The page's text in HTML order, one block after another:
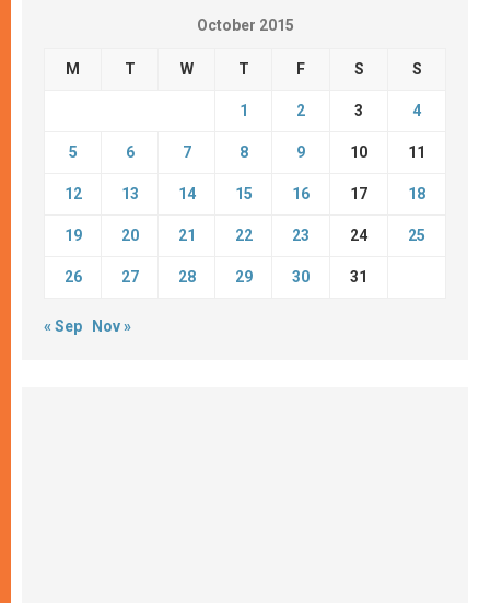
October 2015
M T W T F S S
1 2 3 4
5 6 7 8 9 10 11
12 13 14 15 16 17 18
19 20 21 22 23 24 25
26 27 28 29 30 31
« Sep Nov »